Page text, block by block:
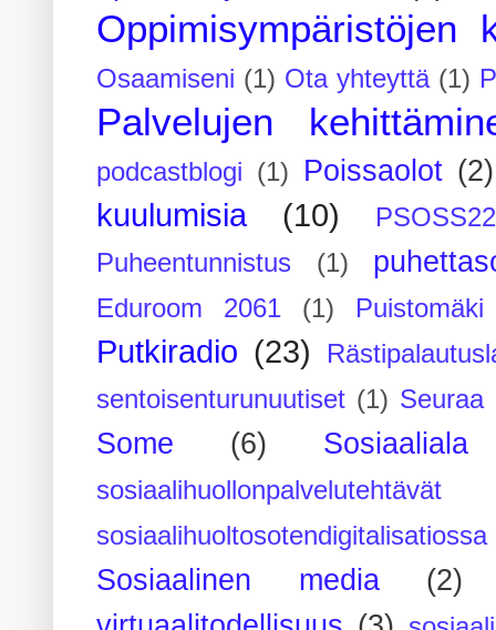
Oppimisympäristöjen
Osaamiseni (1) Ota yhteyttä (1)
Palvelujen
podcastblogi (1) Poissaolot (2)
kuulumisia (10)
Puheentunnistus
(1)
Eduroom 2061 (1)
Putkiradio (23)
sentoisenturunuutiset (1) Seuraa
Some (6) Sosiaaliala
sosiaalihuollonpalvelutehtävät
sosiaalihuoltosotendigitalisatiossa
Sosiaalinen media
(2)